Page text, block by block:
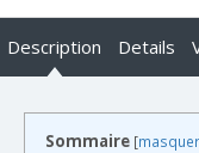
Description Details
Sommaire [masquer